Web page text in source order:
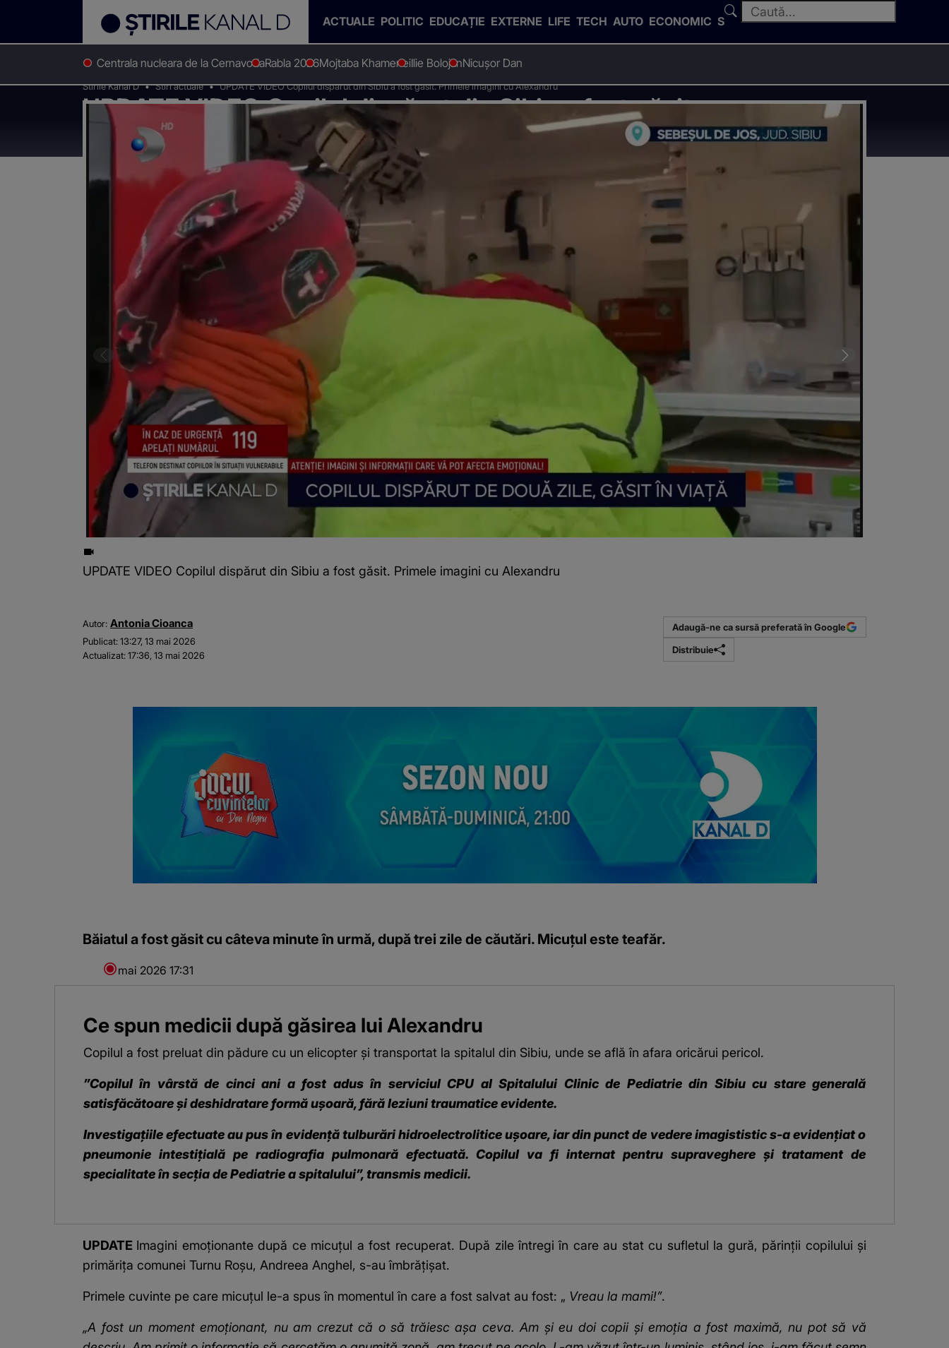
ACTUALE POLITIC EDUCAȚIE EXTERNE LIFE TECH AUTO ECONOMIC SPORT
Centrala nucleara de la CernavodaRabla 2026Mojtaba KhameneiIlie BolojanNicușor Dan
Stirile Kanal D Stiri actuale UPDATE VIDEO Copilul dispărut din Sibiu a fost găsit. Primele imagini cu Alexandru
UPDATE VIDEO Copilul dispărut din Sibiu a fost găsit.
Primele imagini cu Alexandru
UPDATE VIDEO Copilul dispărut din Sibiu a fost găsit. Primele imagini cu Alexandru
Autor: Antonia Cioanca
Publicat:13:27, 13 mai 2026
Actualizat:17:36, 13 mai 2026
Adaugă-ne ca sursă preferată în Google
Distribuie
Băiatul a fost găsit cu câteva minute în urmă, după trei zile de căutări. Micuțul este teafăr.
13 mai 2026 17:31
Ce spun medicii după găsirea lui Alexandru
Copilul a fost preluat din pădure cu un elicopter și transportat la spitalul din Sibiu, unde se află în afara oricărui pericol.
”Copilul în vârstă de cinci ani a fost adus în serviciul CPU al Spitalului Clinic de Pediatrie din Sibiu cu stare generală
satisfăcătoare și deshidratare formă ușoară, fără leziuni traumatice evidente.
Investigațiile efectuate au pus în evidență tulburări hidroelectrolitice ușoare, iar din punct de vedere imagististic s-a evidențiat o
pneumonie intestițială pe radiografia pulmonară efectuată. Copilul va fi internat pentru supraveghere și tratament de
specialitate în secția de Pediatrie a spitalului”, transmis medicii.
UPDATE Imagini emoționante după ce micuțul a fost recuperat. După zile întregi în care au stat cu sufletul la gură, părinții copilului și
primărița comunei Turnu Roșu, Andreea Anghel, s-au îmbrățișat.
Primele cuvinte pe care micuțul le-a spus în momentul în care a fost salvat au fost: „ Vreau la mami!”.
„A fost un moment emoționant, nu am crezut că o să trăiesc așa ceva. Am și eu doi copii și emoția a fost maximă, nu pot să vă